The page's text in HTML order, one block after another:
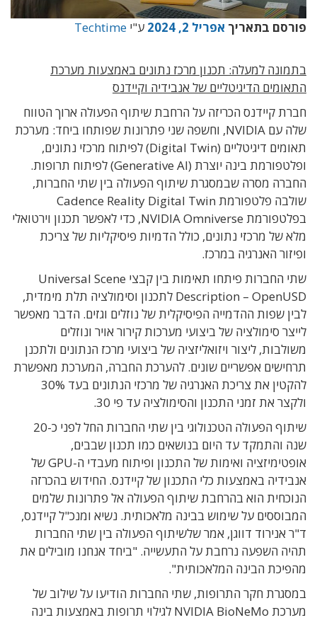
פורסם בתאריך אפריל 2, 2024 ע"י Techtime
בתמונה למעלה: תכנון מרכז נתונים באמצעות מערכת
התאומים הדיגיטליים של אנבידיה וקיידנס
חברת קיידנס הכריזה על הרחבת שיתוף הפעולה ארוך הטווח
שלה עם
NVIDIA, וחשפה שני פתרונות שפותחו ביחד: מערכת
תאומים דיגיטליים (Digital Twin) לפיתוח מרכזי נתונים,
ופלטפורמת בינה יוצרת (Generative AI) לפיתוח תרופות.
החברה מסרה שבמסגרת שיתוף הפעולה בין שתי החברות,
שולבה פלטפורמת Cadence Reality Digital Twin
בפלטפורמת NVIDIA Omniverse, כדי לאפשר תכנון וירטואלי
מלא של מרכזי נתונים, כולל הדמיות פיסיקליות של צריכת
ופיזור האנרגיה במרכז.
שתי החברות פיתחו תאימות בין קבצי Universal Scene
Description – OpenUSD לתכנון וסימולציה תלת מימדית,
לבין שפות ההדמייה הפיסיקלית של נוזלים וגזים. הדבר מאפשר
לייצר סימולציה של ביצועי מערכות קירור אויר ונוזלים
משולבות, ליצור ויזואליזציה של ביצועי מרכז הנתונים ולתכנן
תרחישים אפשריים שונים. להערכת החברה, המערכת מאפשרת
להקטין את צריכת האנרגיה של מרכזי הנתונים בעד 30%
ולקצר את זמני התכנון והסימולציה עד פי 30.
שיתוף הפעולה הטכנולוגי בין שתי החברות החל לפני כ-20
שנה והתמקד עד היום בנושאים כמו תכנון שבבים,
אופטימיזציה ואימות של התכנון ופיתוח מעבדי ה-GPU של
אנבידיה באמצעות כלי התכנון של קיידנס. החידוש בהכרזה
הנוכחית הוא בהרחבת שיתוף הפעולה אל פתרונות שלמים
המבוססים על שימוש בבינה מלאכותית. נשיא ומנכ"ל קיידנס,
ד"ר אנירוד דווגן, אמר שלשיתוף הפעולה בין שתי החברות
תהיה השפעה נרחבת על התעשייה. "ביחד אנחנו מובילים את
מהפיכת הבינה המלאכותית".
במסגרת חקר התרופות, שתי החברות הודיעו על שילוב של
מערכת NVIDIA BioNeMo לגילוי תרופות באמצעות בינה